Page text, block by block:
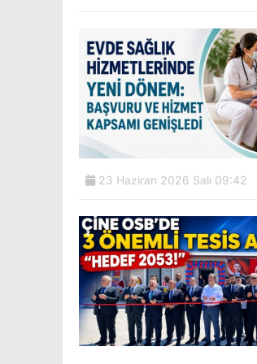
23 Haziran 2026 Salı 09:42